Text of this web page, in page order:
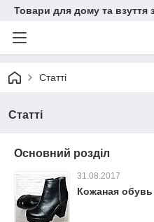
Товари для дому та взуття
Статті
Статті
Основний розділ
31.08.2017
Кожаная